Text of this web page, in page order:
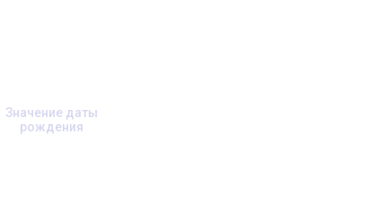
Значение даты
рождения